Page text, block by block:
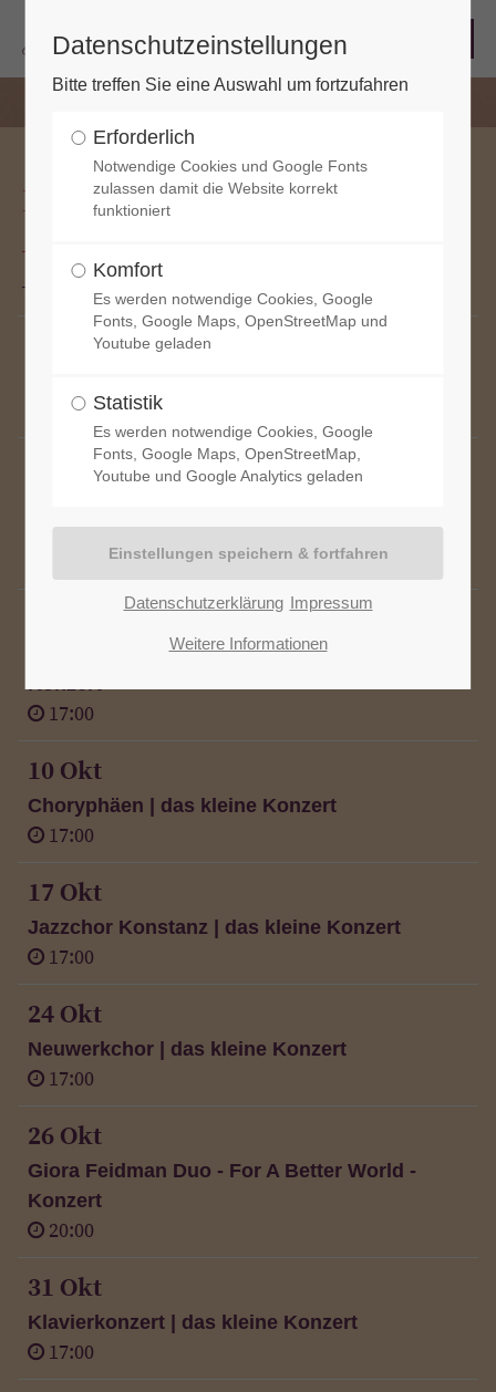
Kulturforum Lutherkirche -
Alle Veranstaltungen
19 Sep
17:00
26 Sep
Konzert
Im Abendrot des Sommers | das kleine
17:00
10 Okt
Choryphäen | das kleine Konzert
17:00
17 Okt
Jazzchor Konstanz | das kleine Konzert
17:00
24 Okt
Neuwerkchor | das kleine Konzert
17:00
26 Okt
Giora Feidman Duo - For A Better World -
Konzert
20:00
31 Okt
Klavierkonzert | das kleine Konzert
17:00
Datenschutzeinstellungen
Bitte treffen Sie eine Auswahl um fortzufahren
Erforderlich
Notwendige Cookies und Google Fonts
zulassen damit die Website korrekt
funktioniert
Komfort
Es werden notwendige Cookies, Google
Fonts, Google Maps, OpenStreetMap und
Youtube geladen
Statistik
Es werden notwendige Cookies, Google
Fonts, Google Maps, OpenStreetMap,
Youtube und Google Analytics geladen
Datenschutzerklärung Impressum
Weitere Informationen